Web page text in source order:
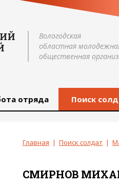
Вологодская
областная
общественная
отряда Поиск
Главная | Поиск солдат |
СМИРНОВ